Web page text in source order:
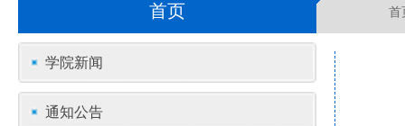
首页 首
学院新闻
通知公告